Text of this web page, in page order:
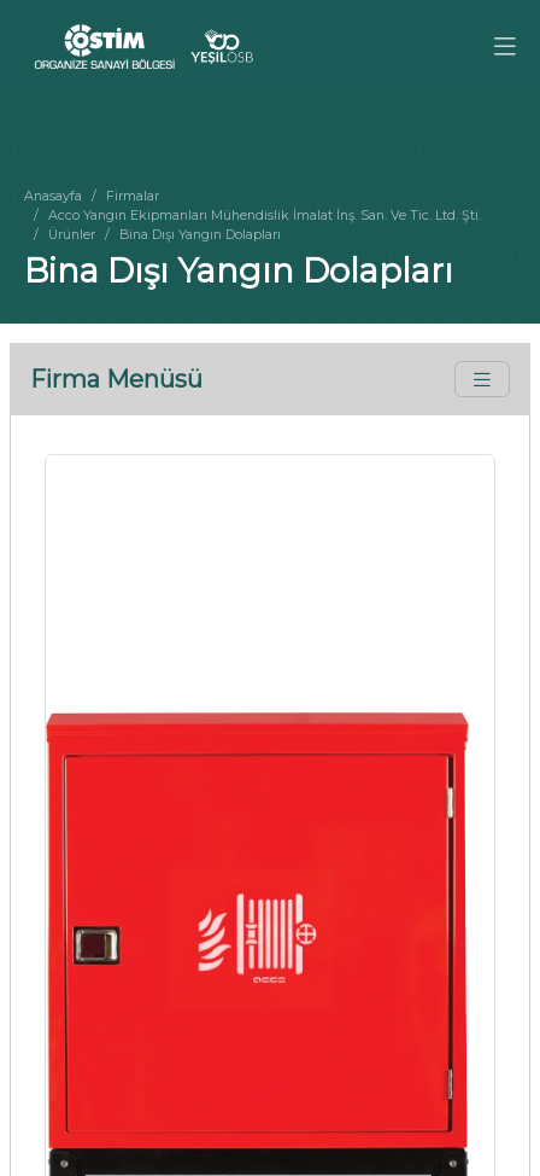
Anasayfa
Firmalar
Acco Yangın Ekipmanları Mühendislik İmalat İnş. San. Ve Tic. Ltd. Şti.
Ürünler
Bina Dışı Yangın Dolapları
Bina Dışı Yangın Dolapları
Firma Menüsü